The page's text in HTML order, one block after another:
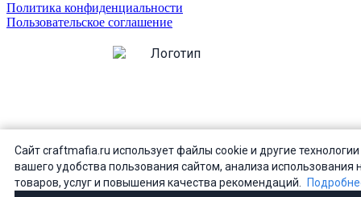
Политика конфиденциальности
Пользовательское соглашение
ВАМ ИСПОЛНИЛОСЬ 18 ЛЕТ?
Сайт craftmafia.ru использует файлы cookie и другие
вашего удобства пользования сайтом, анализа использования
товаров, услуг и повышения качества рекомендаций.